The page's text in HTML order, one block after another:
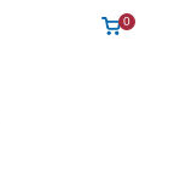
0